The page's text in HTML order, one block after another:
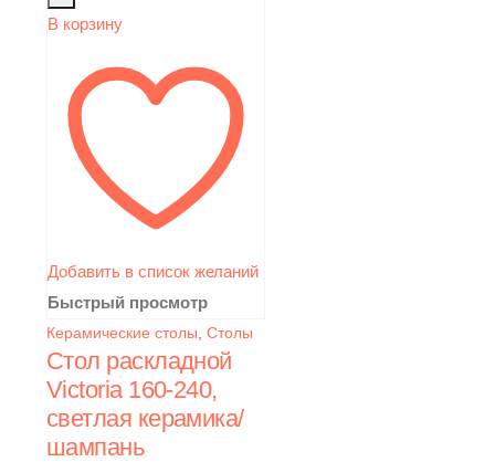
В корзину
Добавить в список желаний
Быстрый просмотр
Керамические столы Столы
Стол раскладной
Victoria 160-240,
светлая керамика/
шампань